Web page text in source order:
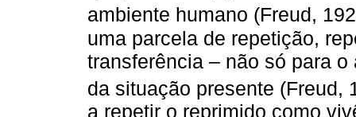
ambiente humano (Freud,
uma parcela de repetição,
transferência – não só para
da situação presente (Freud,
a repetir o reprimido como